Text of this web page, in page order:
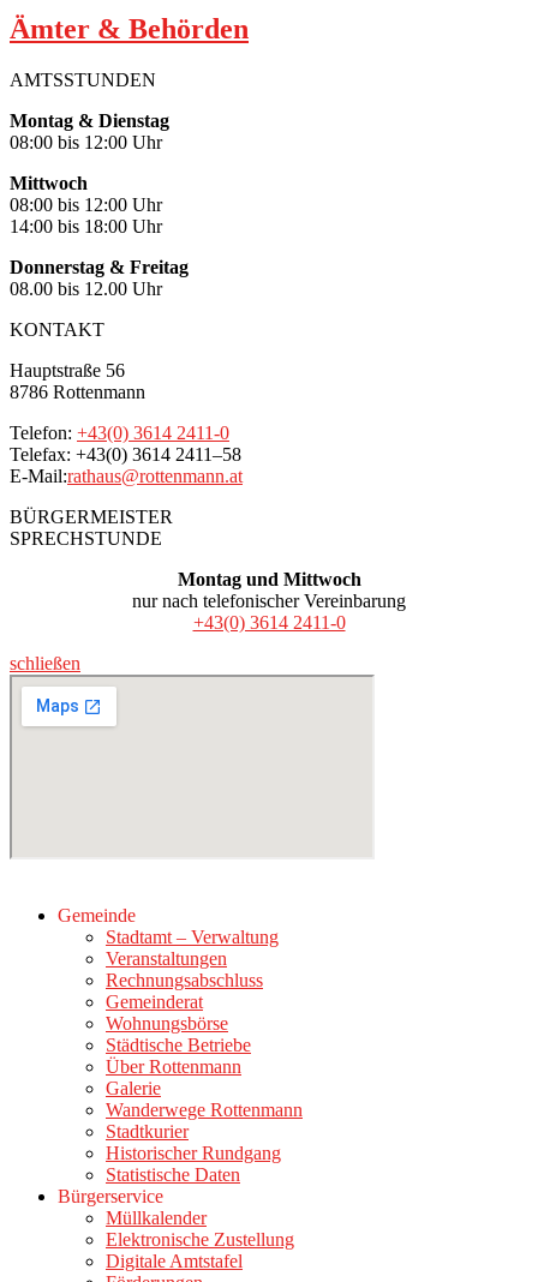
Ämter & Behörden
AMTSSTUNDEN
Montag & Dienstag
08:00 bis 12:00 Uhr
Mittwoch
08:00 bis 12:00 Uhr
14:00 bis 18:00 Uhr
Donnerstag & Freitag
08.00 bis 12.00 Uhr
KONTAKT
Hauptstraße 56
8786 Rottenmann
Telefon: +43(0) 3614 2411-0
Telefax: +43(0) 3614 2411–58
E-Mail:rathaus@rottenmann.at
BÜRGERMEISTER
SPRECHSTUNDE
Montag und Mittwoch
nur nach telefonischer Vereinbarung
+43(0) 3614 2411-0
schließen
Gemeinde
Stadtamt – Verwaltung
Veranstaltungen
Rechnungsabschluss
Gemeinderat
Wohnungsbörse
Städtische Betriebe
Über Rottenmann
Galerie
Wanderwege Rottenmann
Stadtkurier
Historischer Rundgang
Statistische Daten
Bürgerservice
Müllkalender
Elektronische Zustellung
Digitale Amtstafel